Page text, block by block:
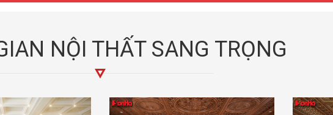
NỘI THẤT SANG TRỌNG